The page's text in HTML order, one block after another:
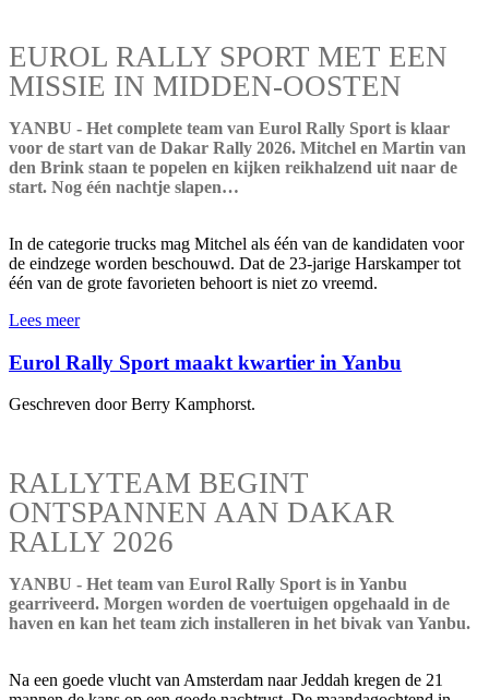
EUROL RALLY SPORT MET EEN
MISSIE IN MIDDEN-OOSTEN
YANBU - Het complete team van Eurol Rally Sport is klaar
voor de start van de Dakar Rally 2026. Mitchel en Martin van
den Brink staan te popelen en kijken reikhalzend uit naar de
start. Nog één nachtje slapen…
In de categorie trucks mag Mitchel als één van de kandidaten voor
de eindzege worden beschouwd. Dat de 23-jarige Harskamper tot
één van de grote favorieten behoort is niet zo vreemd.
Lees meer
Eurol Rally Sport maakt kwartier in Yanbu
Geschreven door Berry Kamphorst.
RALLYTEAM BEGINT
ONTSPANNEN AAN DAKAR
RALLY 2026
YANBU - Het team van Eurol Rally Sport is in Yanbu
gearriveerd. Morgen worden de voertuigen opgehaald in de
haven en kan het team zich installeren in het bivak van Yanbu.
Na een goede vlucht van Amsterdam naar Jeddah kregen de 21